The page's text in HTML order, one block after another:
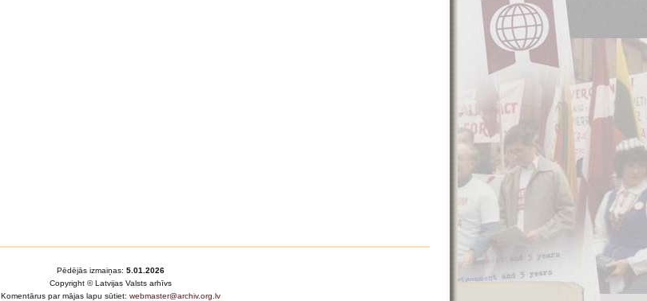
Pēdējās izmaiņas: 5.01.2026
Copyright © Latvijas Valsts arhīvs
Komentārus par mājas lapu sūtiet: webmaster@archiv.org.lv